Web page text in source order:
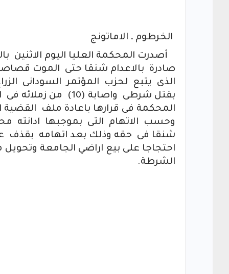
الخرطوم ـ الاماتونج
أصدرت المحكمة العليا اليوم الاثنين
صادرة بالاعدام شنقا حتى الموت
الذى يتبع لحزب المؤتمر السودانى
بقتل شرطى واصابة
المحكمة فى قرارها باعادة ملف
وحسب الاتهام التى بموجبها ادانته
شنقا فى حقه وذلك بعد اتهامه بقذف
احتجاجا على بيع اراضي الجامعة
الشرطة.